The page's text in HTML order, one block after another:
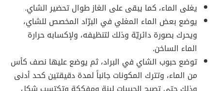
يغلى الماء، كما يبقى على الغاز طوال تحضير الشاي.
يوضع بعض الماء المغلي في البرّاد المخصص للشاي،
ويحرك بصورة دائريّة وذلك لتنظيفه، ولإكسابه حرارة
الماء الساخن.
توضع حبوب الشاي في البراد، ثم يوضع عليها نصف كأس
من الماء، وتترك المكونات جانباً لمدة دقيقتين كحد أدنى